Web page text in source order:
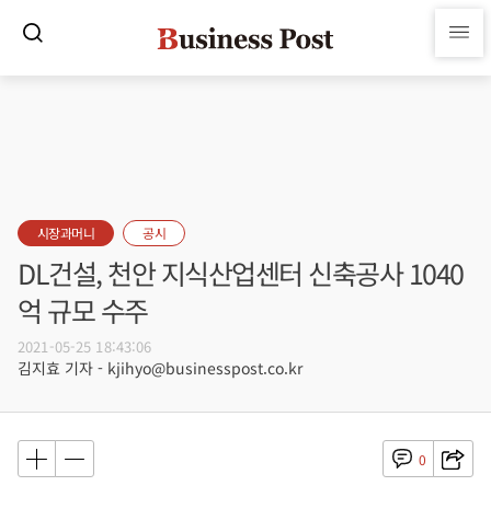
시장과머니 공시
DL건설, 천안 지식산업센터 신축공사 1040
억 규모 수주
2021-05-25 18:43:06
김지효 기자 - kjihyo@businesspost.co.kr
0